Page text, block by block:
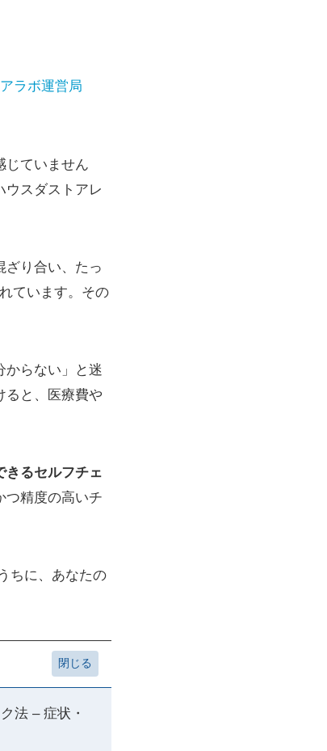
ラボ運営局
じていません
ウスダストアレ
ざり合い、たっ
ています。その
からない」と迷
ると、医療費や
きるセルフチェ
つ精度の高いチ
ちに、あなたの
法 – 症状・